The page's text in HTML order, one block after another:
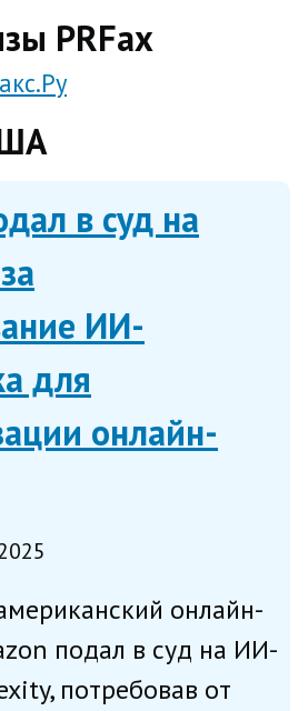
PRFax
в суд на
ИИ-
для
онлайн-
онлайн-
подал в суд на ИИ-
потребовав от